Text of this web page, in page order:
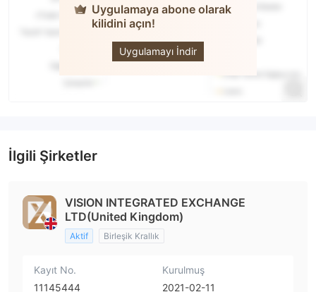
Uygulamaya abone olarak
kilidini açın!
Uygulamayı İndir
İlgili Şirketler
VISION INTEGRATED EXCHANGE
LTD(United Kingdom)
Aktif Birleşik Krallık
Kayıt No.
11145444
Kurulmuş
2021-02-11